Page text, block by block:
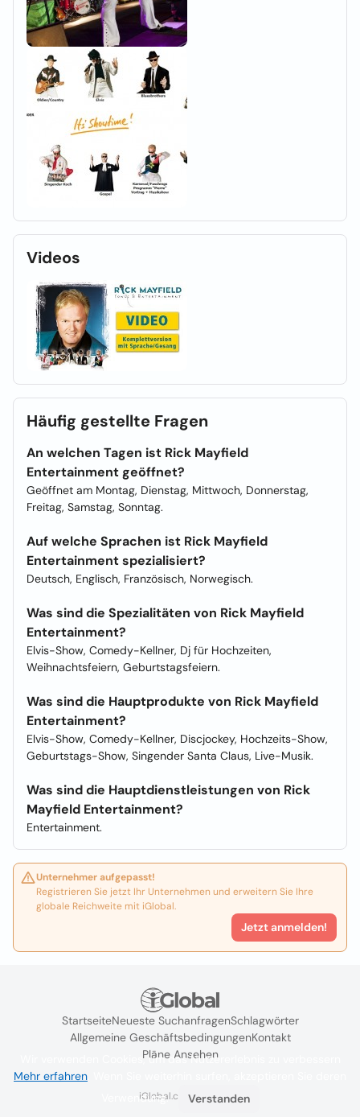
Videos
Häufig gestellte Fragen
An welchen Tagen ist Rick Mayfield
Entertainment geöffnet?
Geöffnet am Montag, Dienstag, Mittwoch, Donnerstag,
Freitag, Samstag, Sonntag.
Auf welche Sprachen ist Rick Mayfield
Entertainment spezialisiert?
Deutsch, Englisch, Französisch, Norwegisch.
Was sind die Spezialitäten von Rick Mayfield
Entertainment?
Elvis-Show, Comedy-Kellner, Dj für Hochzeiten,
Weihnachtsfeiern, Geburtstagsfeiern.
Was sind die Hauptprodukte von Rick Mayfield
Entertainment?
Elvis-Show, Comedy-Kellner, Discjockey, Hochzeits-Show,
Geburtstags-Show, Singender Santa Claus, Live-Musik.
Was sind die Hauptdienstleistungen von Rick
Mayfield Entertainment?
Entertainment.
Unternehmer aufgepasst!
Registrieren Sie jetzt Ihr Unternehmen und erweitern Sie Ihre
globale Reichweite mit iGlobal.
Jetzt anmelden!
StartseiteNeueste SuchanfragenSchlagwörter
Allgemeine GeschäftsbedingungenKontakt
Pläne Ansehen
iGlobal.co @ 2024
Wir verwenden Cookies, um das Nutzererlebnis zu verbessern
Mehr erfahren
Verwendung.
Verstanden